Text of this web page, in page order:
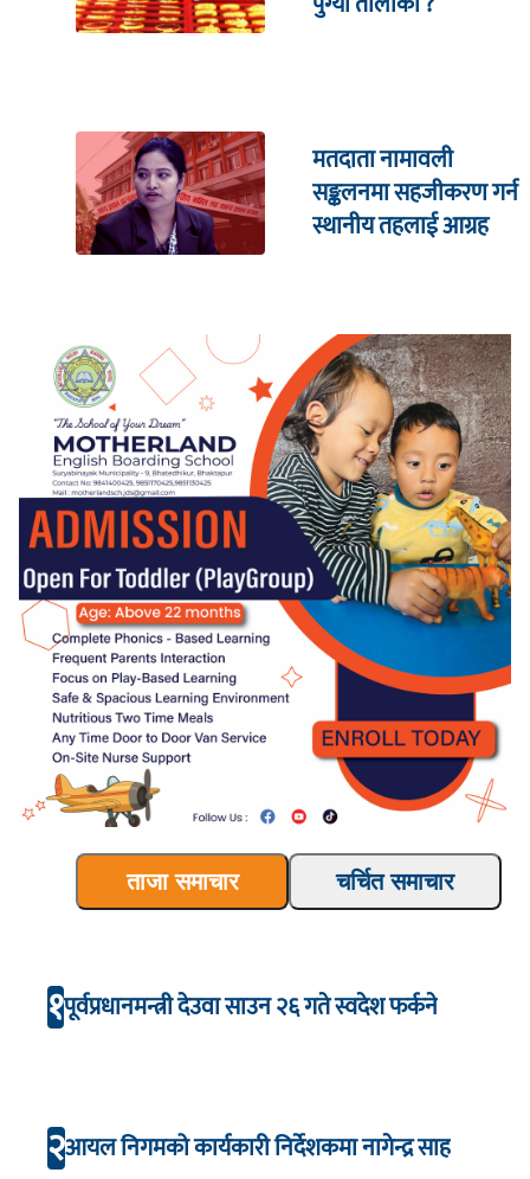
मतदाता नामावली
सङ्कलनमा सहजीकरण गर्न
स्थानीय तहलाई आग्रह
ताजा समाचार चर्चित समाचार
१पूर्वप्रधानमन्त्री देउवा साउन २६ गते स्वदेश फर्कने
२आयल निगमको कार्यकारी निर्देशकमा नागेन्द्र साह